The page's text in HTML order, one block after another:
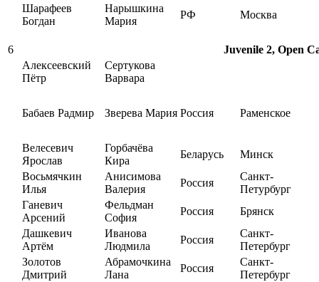
Шарафеев
Богдан
Нарышкина
Мария
РФ Москва
6
Juvenile 2, Open
Алексеевский
Пётр
Сертукова
Варвара
Бабаев Радмир Зверева Мария Россия Раменское
Велесевич
Ярослав
Горбачёва
Кира
Беларусь
Минск
Восьмячкин
Илья
Анисимова
Валерия
Россия
Санкт-
Петурбург
Ганевич
Арсений
Фельдман
София
Россия
Брянск
Дашкевич
Артём
Иванова
Людмила
Россия
Санкт-
Петербург
Золотов
Дмитрий
Абрамочкина
Лана
Россия
Санкт-
Петербург